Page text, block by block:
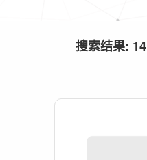
搜索结果: 14